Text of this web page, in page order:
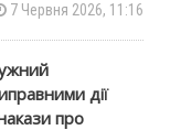
7 Червня 2026, 11:16
дії
про